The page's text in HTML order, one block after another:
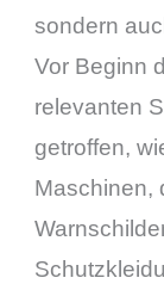
sondern
Vor Beginn
relevanten
getroffen,
Maschinen,